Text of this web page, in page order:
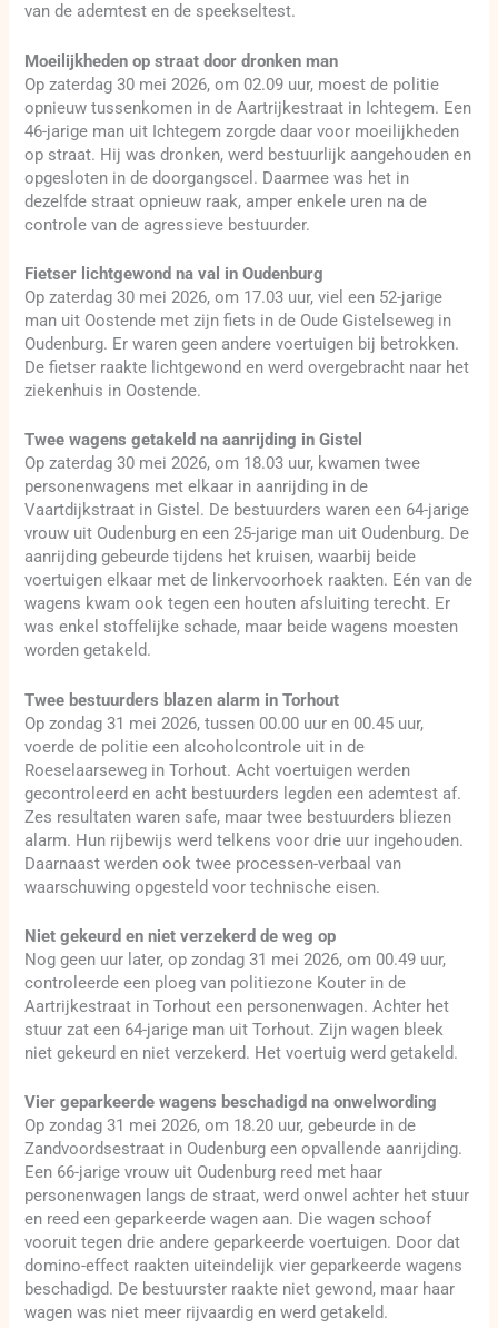
van de ademtest en de speekseltest.
Moeilijkheden op straat door dronken man
Op zaterdag 30 mei 2026, om 02.09 uur, moest de politie
opnieuw tussenkomen in de Aartrijkestraat in Ichtegem. Een
46-jarige man uit Ichtegem zorgde daar voor moeilijkheden
op straat. Hij was dronken, werd bestuurlijk aangehouden en
opgesloten in de doorgangscel. Daarmee was het in
dezelfde straat opnieuw raak, amper enkele uren na de
controle van de agressieve bestuurder.
Fietser lichtgewond na val in Oudenburg
Op zaterdag 30 mei 2026, om 17.03 uur, viel een 52-jarige
man uit Oostende met zijn fiets in de Oude Gistelseweg in
Oudenburg. Er waren geen andere voertuigen bij betrokken.
De fietser raakte lichtgewond en werd overgebracht naar het
ziekenhuis in Oostende.
Twee wagens getakeld na aanrijding in Gistel
Op zaterdag 30 mei 2026, om 18.03 uur, kwamen twee
personenwagens met elkaar in aanrijding in de
Vaartdijkstraat in Gistel. De bestuurders waren een 64-jarige
vrouw uit Oudenburg en een 25-jarige man uit Oudenburg. De
aanrijding gebeurde tijdens het kruisen, waarbij beide
voertuigen elkaar met de linkervoorhoek raakten. Eén van de
wagens kwam ook tegen een houten afsluiting terecht. Er
was enkel stoffelijke schade, maar beide wagens moesten
worden getakeld.
Twee bestuurders blazen alarm in Torhout
Op zondag 31 mei 2026, tussen 00.00 uur en 00.45 uur,
voerde de politie een alcoholcontrole uit in de
Roeselaarseweg in Torhout. Acht voertuigen werden
gecontroleerd en acht bestuurders legden een ademtest af.
Zes resultaten waren safe, maar twee bestuurders bliezen
alarm. Hun rijbewijs werd telkens voor drie uur ingehouden.
Daarnaast werden ook twee processen-verbaal van
waarschuwing opgesteld voor technische eisen.
Niet gekeurd en niet verzekerd de weg op
Nog geen uur later, op zondag 31 mei 2026, om 00.49 uur,
controleerde een ploeg van politiezone Kouter in de
Aartrijkestraat in Torhout een personenwagen. Achter het
stuur zat een 64-jarige man uit Torhout. Zijn wagen bleek
niet gekeurd en niet verzekerd. Het voertuig werd getakeld.
Vier geparkeerde wagens beschadigd na onwelwording
Op zondag 31 mei 2026, om 18.20 uur, gebeurde in de
Zandvoordsestraat in Oudenburg een opvallende aanrijding.
Een 66-jarige vrouw uit Oudenburg reed met haar
personenwagen langs de straat, werd onwel achter het stuur
en reed een geparkeerde wagen aan. Die wagen schoof
vooruit tegen drie andere geparkeerde voertuigen. Door dat
domino-effect raakten uiteindelijk vier geparkeerde wagens
beschadigd. De bestuurster raakte niet gewond, maar haar
wagen was niet meer rijvaardig en werd getakeld.